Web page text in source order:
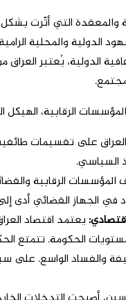
الدولية والمحلية
الرقابية، الهيكل
على تقسيمات
السياسي.
الرقابية
الجهاز القضائي أدى
:يعتمد اقتصاد
الحكومة. تتمتع